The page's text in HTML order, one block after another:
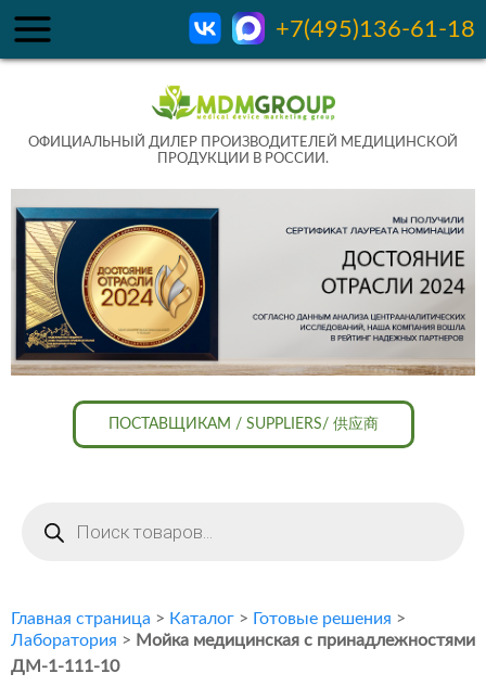
+7(495)136-61-18
ОФИЦИАЛЬНЫЙ ДИЛЕР ПРОИЗВОДИТЕЛЕЙ МЕДИЦИНСКОЙ
ПРОДУКЦИИ В РОССИИ.
ПОСТАВЩИКАМ / SUPPLIERS/ 供应商
товаров
Главная страница > Каталог > Готовые решения >
Лаборатория > Мойка медицинская с принадлежностями
ДМ-1-111-10